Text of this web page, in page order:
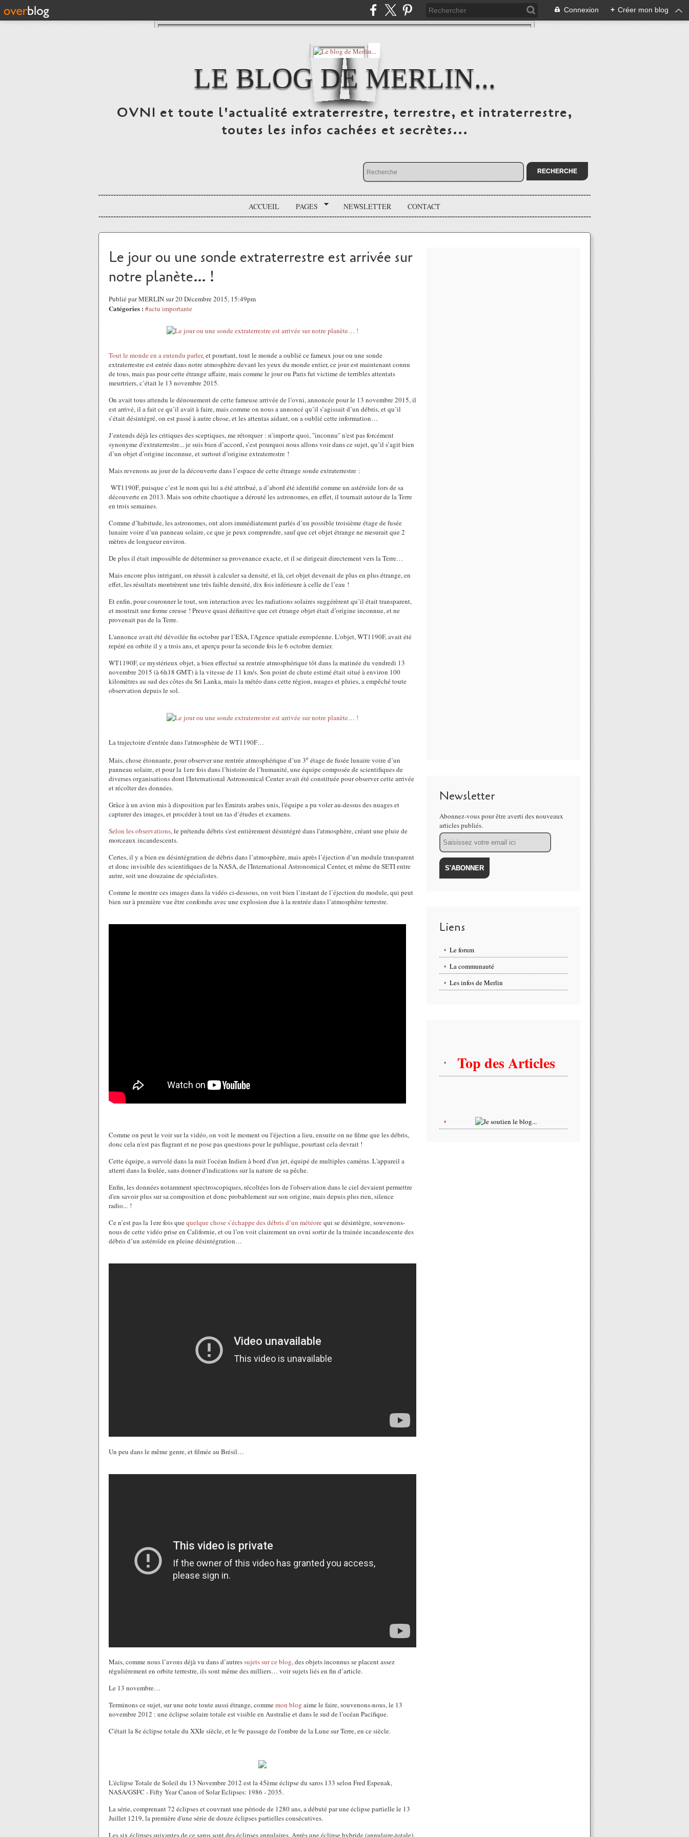
Connexion + Créer mon blog
LE BLOG DE MERLIN...
OVNI et toute l'actualité extraterrestre, terrestre, et intraterrestre,
toutes les infos cachées et secrètes...
ACCUEIL PAGES NEWSLETTER CONTACT
Le jour ou une sonde extraterrestre est arrivée sur
notre planète… !
Publié par MERLIN sur 20 Décembre 2015, 15:49pm
Catégories : #actu importante
Tout le monde en a entendu parler, et pourtant, tout le monde a oublié ce fameux jour ou une sonde
extraterrestre est entrée dans notre atmosphère devant les yeux du monde entier, ce jour est maintenant connu
de tous, mais pas pour cette étrange affaire, mais comme le jour ou Paris fut victime de terribles attentats
meurtriers, c’était le 13 novembre 2015.
On avait tous attendu le dénouement de cette fameuse arrivée de l’ovni, annoncée pour le 13 novembre 2015, il
est arrivé, il a fait ce qu’il avait à faire, mais comme on nous a annoncé qu’il s’agissait d’un débris, et qu’il
s’était désintégré, on est passé à autre chose, et les attentas aidant, on a oublié cette information…
J’entends déjà les critiques des sceptiques, me rétorquer : n’importe quoi, "inconnu" n'est pas forcément
synonyme d'extraterrestre... je suis bien d’accord, s’est pourquoi nous allons voir dans ce sujet, qu’il s’agit bien
d’un objet d’origine inconnue, et surtout d’origine extraterrestre !
Mais revenons au jour de la découverte dans l’espace de cette étrange sonde extraterrestre :
WT1190F, puisque c’est le nom qui lui a été attribué, a d’abord été identifié comme un astéroïde lors de sa
découverte en 2013. Mais son orbite chaotique a dérouté les astronomes, en effet, il tournait autour de la Terre
en trois semaines.
Comme d’habitude, les astronomes, ont alors immédiatement parlés d’un possible troisième étage de fusée
lunaire voire d’un panneau solaire, ce que je peux comprendre, sauf que cet objet étrange ne mesurait que 2
mètres de longueur environ.
De plus il était impossible de déterminer sa provenance exacte, et il se dirigeait directement vers la Terre…
Mais encore plus intrigant, on réussit à calculer sa densité, et là, cet objet devenait de plus en plus étrange, en
effet, les résultats montrèrent une très faible densité, dix fois inférieure à celle de l’eau !
Et enfin, pour couronner le tout, son interaction avec les radiations solaires suggérèrent qu’il était transparent,
et montrait une forme creuse ! Preuve quasi définitive que cet étrange objet était d’origine inconnue, et ne
provenait pas de la Terre.
L'annonce avait été dévoilée fin octobre par l’ESA, l'Agence spatiale européenne. L'objet, WT1190F, avait été
repéré en orbite il y a trois ans, et aperçu pour la seconde fois le 6 octobre dernier.
WT1190F, ce mystérieux objet, a bien effectué sa rentrée atmosphérique tôt dans la matinée du vendredi 13
novembre 2015 (à 6h18 GMT) à la vitesse de 11 km/s. Son point de chute estimé était situé à environ 100
kilomètres au sud des côtes du Sri Lanka, mais la météo dans cette région, nuages et pluies, a empêché toute
observation depuis le sol.
La trajectoire d'entrée dans l'atmosphère de WT1190F…
Mais, chose étonnante, pour observer une rentrée atmosphérique d’un 3e étage de fusée lunaire voire d’un
panneau solaire, et pour la 1ere fois dans l’histoire de l’humanité, une équipe composée de scientifiques de
diverses organisations dont l'International Astronomical Center avait été constituée pour observer cette arrivée
et récolter des données.
Grâce à un avion mis à disposition par les Emirats arabes unis, l'équipe a pu voler au-dessus des nuages et
capturer des images, et procéder à tout un tas d’études et examens.
Selon les observations, le prétendu débris s'est entièrement désintégré dans l'atmosphère, créant une pluie de
morceaux incandescents.
Certes, il y a bien eu désintégration de débris dans l’atmosphère, mais après l’éjection d’un module transparent
et donc invisible des scientifiques de la NASA, de l'International Astronomical Center, et même du SETI entre
autre, soit une douzaine de spécialistes.
Comme le montre ces images dans la vidéo ci-dessous, on voit bien l’instant de l’éjection du module, qui peut
bien sur à première vue être confondu avec une explosion due à la rentrée dans l’atmosphère terrestre.
Comme on peut le voir sur la vidéo, on voit le moment ou l'éjection a lieu, ensuite on ne filme que les débris,
donc cela n'est pas flagrant et ne pose pas questions pour le publique, pourtant cela devrait !
Cette équipe, a survolé dans la nuit l'océan Indien à bord d'un jet, équipé de multiples caméras. L'appareil a
atterri dans la foulée, sans donner d'indications sur la nature de sa pêche.
Enfin, les données notamment spectroscopiques, récoltées lors de l'observation dans le ciel devaient permettre
d'en savoir plus sur sa composition et donc probablement sur son origine, mais depuis plus rien, silence
radio... !
Ce n’est pas la 1ere fois quequelque chose s’échappe des débris d’un météorequi se désintègre, souvenons-
nous de cette vidéo prise en Californie, et ou l’on voit clairement un ovni sortir de la trainée incandescente des
débris d’un astéroïde en pleine désintégration…
Un peu dans le même genre, et filmée au Brésil…
Mais, comme nous l’avons déjà vu dans d’autressujets sur ce blog, des objets inconnus se placent assez
régulièrement en orbite terrestre, ils sont même des milliers… voir sujets liés en fin d’article.
Le 13 novembre…
Terminons ce sujet, sur une note toute aussi étrange, commemon blog aime le faire, souvenons-nous, le 13
novembre 2012 : une éclipse solaire totale est visible en Australie et dans le sud de l’océan Pacifique.
C'était la 8e éclipse totale du XXIe siècle, et le 9e passage de l'ombre de la Lune sur Terre, en ce siècle.
L'éclipse Totale de Soleil du 13 Novembre 2012 est la 45ème éclipse du saros 133 selon Fred Espenak,
NASA/GSFC - Fifty Year Canon of Solar Eclipses: 1986 - 2035.
La série, comprenant 72 éclipses et couvrant une période de 1280 ans, a débuté par une éclipse partielle le 13
Juillet 1219, la première d'une série de douze éclipses partielles consécutives.
Les six éclipses suivantes de ce saros sont des éclipses annulaires. Après une éclipse hybride (annulaire-totale),
Newsletter
Abonnez-vous pour être averti des nouveaux
articles publiés.
Email
Liens
Le forum
La communauté
Les infos de Merlin
Top des Articles